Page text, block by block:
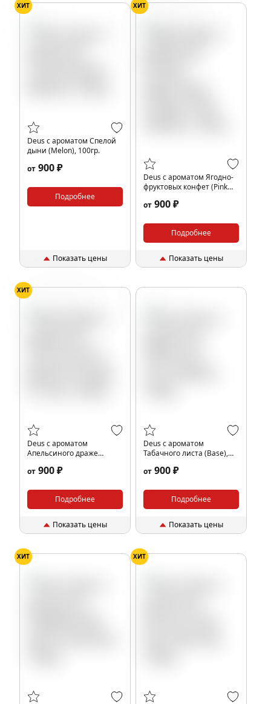
ХИТ
Deus с ароматом Спелой
дыни (Melon), 100гр.
от 900 ₽
Подробнее
Показать цены
ХИТ
Deus с ароматом Ягодно-
фруктовых конфет (Pink
от 900 ₽
Подробнее
Показать цены
ХИТ
Deus с ароматом
Апельсиного драже
от 900 ₽
Подробнее
Показать цены
Deus с ароматом
Табачного листа (Base),
от 900 ₽
Подробнее
Показать цены
ХИТ ХИТ